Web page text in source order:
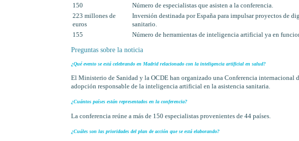
150
Número de especialistas que asisten a la conferencia.
223 millones de
euros
Inversión destinada por España para impulsar proyectos de
sanitario.
155
Número de herramientas de inteligencia artificial ya en
Preguntas sobre la noticia
¿Qué evento se está celebrando en Madrid relacionado con la inteligencia artificial en salud?
El Ministerio de Sanidad y la OCDE han organizado una Conferencia internacional
adopción responsable de la inteligencia artificial en la asistencia sanitaria.
¿Cuántos países están representados en la conferencia?
La conferencia reúne a más de 150 especialistas provenientes de 44 países.
¿Cuáles son las prioridades del plan de acción que se está elaborando?